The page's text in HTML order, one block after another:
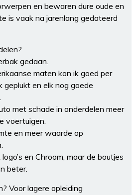
en bewaren dure oude en
is vaak na jarenlang gedateerd
gedaan.
maten kon ik goed per
geplukt en elk nog goede
met schade in onderdelen meer
voertuigen.
en meer waarde op
en Chroom, maar de boutjes
beter.
Voor lagere opleiding